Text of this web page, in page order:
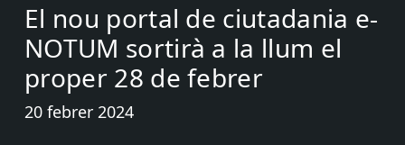
El nou portal de ciutadania e-
NOTUM sortirà a la llum el
proper 28 de febrer
20 febrer 2024